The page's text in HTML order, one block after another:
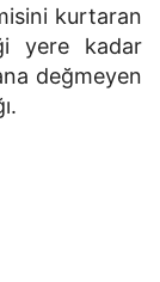
kurtaran
yere kadar
değmeyen